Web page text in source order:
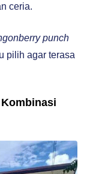
ceria.
punch
pilih agar terasa